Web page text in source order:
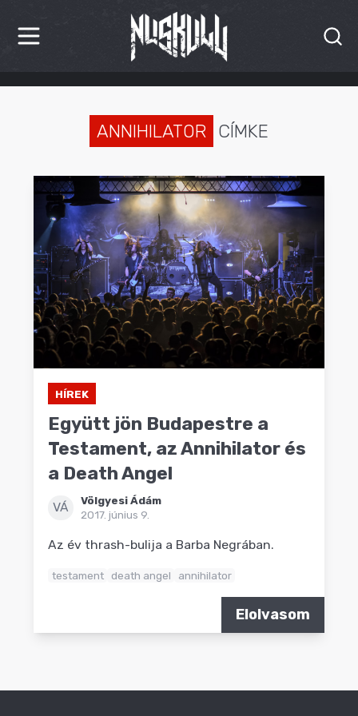
HÍREK
INTERJÚK
PREMIEREK
KULT
MÁSVILÁG
BLOG
ANNIHILATOR CÍMKE
HÍREK
Együtt jön Budapestre a
Testament, az Annihilator és
a Death Angel
VÁ
Völgyesi Ádám
2017. június 9.
Az év thrash-bulija a Barba Negrában.
testament death angel annihilator
Elolvasom